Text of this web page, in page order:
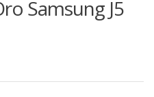
Samsung J5